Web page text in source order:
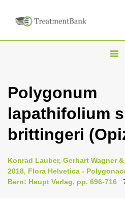
T
l
n
v
i
Polygonum
lapathifolium
brittingeri
Konrad Lauber, Gerhart Wagner
2018, Flora Helvetica -
Bern: Haupt Verlag, pp. 696-716 :